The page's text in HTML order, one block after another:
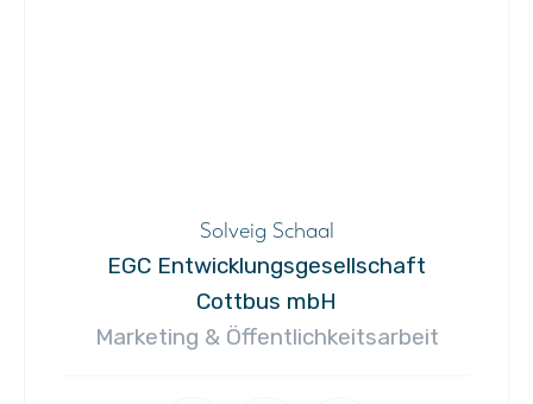
Solveig Schaal
EGC Entwicklungsgesellschaft
Cottbus mbH
Marketing & Öffentlichkeitsarbeit